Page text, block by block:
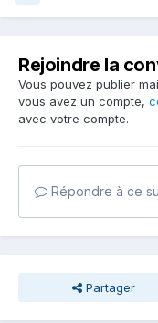
Rejoindre la
Vous pouvez publier
vous avez un compte,
avec votre compte.
Répondre à ce
Partager